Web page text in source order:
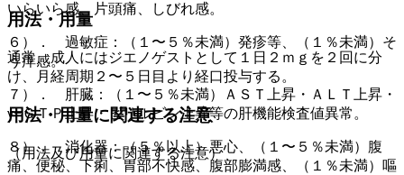
いらいら感、片頭痛、しびれ感。
６）． 過敏症：（１〜５％未満）発疹等、（１％未満）そ
う痒感。
７）． 肝臓：（１〜５％未満）ＡＳＴ上昇・ＡＬＴ上昇・
γ−ＧＴＰ上昇・ビリルビン上昇等の肝機能検査値異常。
８）． 消化器：（５％以上）悪心、（１〜５％未満）腹
痛、便秘、下痢、胃部不快感、腹部膨満感、（１％未満）嘔
用法・用量
通常、成人にはジエノゲストとして１日２ｍｇを２回に分
け、月経周期２〜５日目より経口投与する。
用法・用量に関連する注意
（用法及び用量に関連する注意）